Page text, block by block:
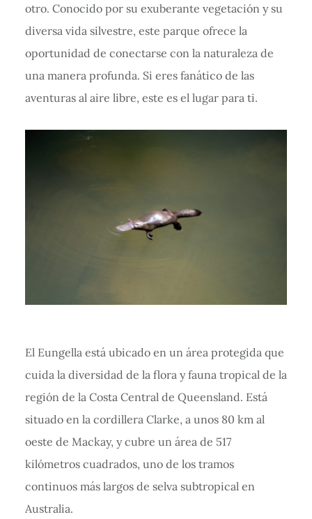
otro. Conocido por su exuberante vegetación y su
diversa vida silvestre, este parque ofrece la
oportunidad de conectarse con la naturaleza de
una manera profunda. Si eres fanático de las
aventuras al aire libre, este es el lugar para ti.
El Eungella está ubicado en un área protegida que
cuida la diversidad de la flora y fauna tropical de la
región de la Costa Central de Queensland. Está
situado en la cordillera Clarke, a unos 80 km al
oeste de Mackay, y cubre un área de 517
kilómetros cuadrados, uno de los tramos
continuos más largos de selva subtropical en
Australia.